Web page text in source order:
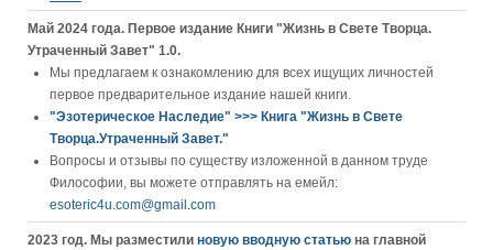
Май 2024 года. Первое издание Книги "Жизнь в Свете Творца.
Утраченный Завет" 1.0.
Мы предлагаем к ознакомлению для всех ищущих личностей
первое предварительное издание нашей книги.
"Эзотерическое Наследие" >>> Книга "Жизнь в Свете
Творца.Утраченный Завет."
Вопросы и отзывы по существу изложенной в данном труде
Философии, вы можете отправлять на емейл:
esoteric4u.com@gmail.com
2023 год. Мы разместили новую вводную статью на главной